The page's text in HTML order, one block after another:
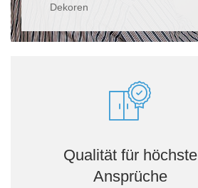
Dekoren
Qualität für höchste
Ansprüche